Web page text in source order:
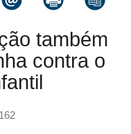
também
contra o